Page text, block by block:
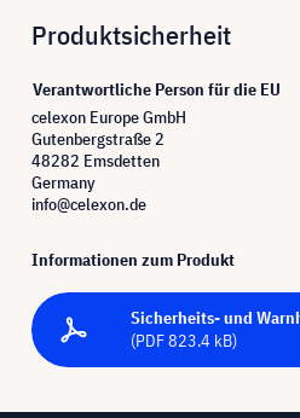
Produktsicherheit
Verantwortliche Person für die EU
celexon Europe GmbH
Gutenbergstraße 2
48282 Emsdetten
Germany
info@celexon.de
Informationen zum Produkt
Sicherheits- und
(PDF 823.4 kB)